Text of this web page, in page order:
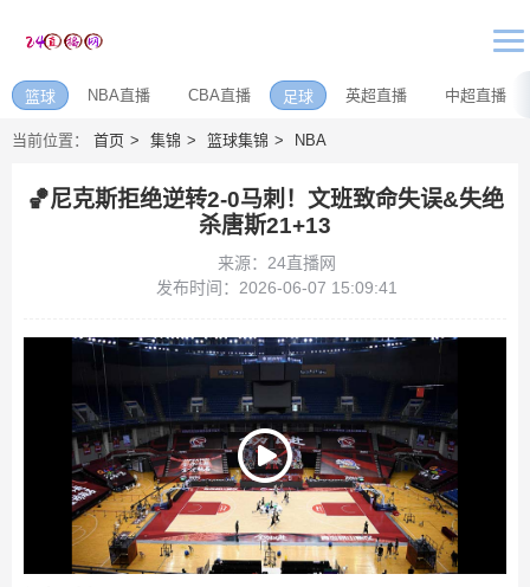
篮球 NBA直播 CBA直播 足球 英超直播 中超直播
当前位置： 首页 集锦 篮球集锦 NBA
🏀尼克斯拒绝逆转2-0马刺！文班致命失误&失绝
杀唐斯21+13
来源：24直播网
发布时间：2026-06-07 15:09:41